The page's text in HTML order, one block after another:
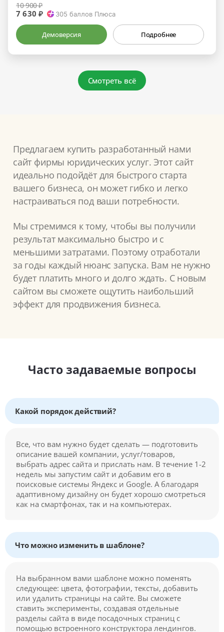
10 900 ₽
7 630 ₽ 305 баллов Плюса
Демоверсия Подробнее
Смотреть всё
Предлагаем купить разработанный нами
сайт фирмы юридических услуг. Этот сайт
идеально подойдёт для быстрого старта
вашего бизнеса, он может гибко и легко
настраиваться под ваши потребности.
Мы стремимся к тому, чтобы вы получили
результат максимально быстро и с
меньшими затратами. Поэтому отработали
за годы каждый нюанс запуска. Вам не нужно
будет платить много и долго ждать. С новым
сайтом вы сможете ощутить наибольший
эффект для продвижения бизнеса.
Часто задаваемые вопросы
Какой порядок действий?
Все, что вам нужно будет сделать — подготовить
описание вашей компании, услуг/товаров,
выбрать адрес сайта и прислать нам. В течение 1-2
недель мы запустим сайт и добавим его в
поисковые системы Яндекс и Google. А благодаря
адаптивному дизайну он будет хорошо смотреться
как на смартфонах, так и на компьютерах.
Что можно изменить в шаблоне?
На выбранном вами шаблоне можно поменять
следующее: цвета, фотографии, тексты, добавить
или удалить страницы на сайте. Вы сможете
ставить эксперименты, создавая отдельные
разделы сайта в виде посадочных страниц с
помощью встроенного конструктора лендингов.